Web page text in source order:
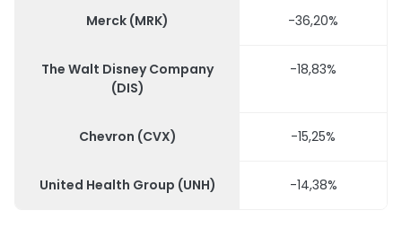
Merck (MRK) -36,20%
The Walt Disney Company
(DIS)
-18,83%
Chevron (CVX) -15,25%
United Health Group (UNH) -14,38%